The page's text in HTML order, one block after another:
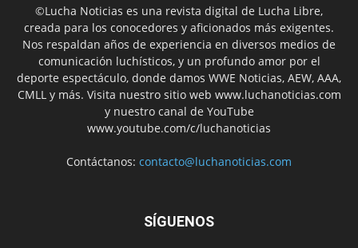
©Lucha Noticias es una revista digital de Lucha Libre,
creada para los conocedores y aficionados más exigentes.
Nos respaldan años de experiencia en diversos medios de
comunicación luchísticos, y un profundo amor por el
deporte espectáculo, donde damos WWE Noticias, AEW, AAA,
CMLL y más. Visita nuestro sitio web www.luchanoticias.com
y nuestro canal de YouTube
www.youtube.com/c/luchanoticias
Contáctanos: contacto@luchanoticias.com
SÍGUENOS